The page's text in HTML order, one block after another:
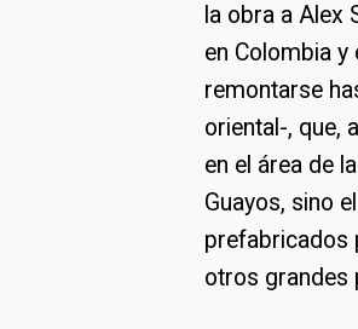
la obra a Alex
en Colombia y
remontarse
oriental-, que,
en el área de
Guayos, sino
prefabricados
otros grandes